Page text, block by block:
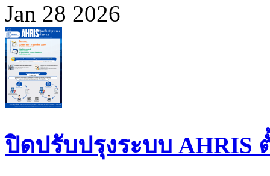
Jan 28 2026
ปิดปรับปรุงระบบ AHRIS